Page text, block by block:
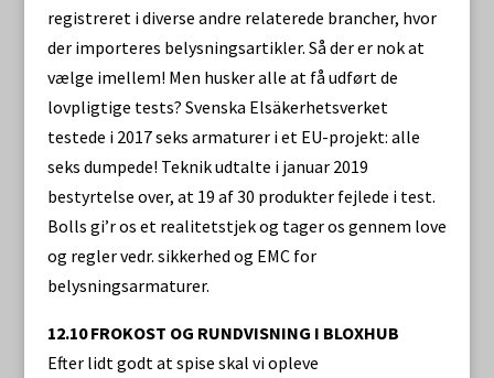
registreret i diverse andre relaterede brancher, hvor
der importeres belysningsartikler. Så der er nok at
vælge imellem! Men husker alle at få udført de
lovpligtige tests? Svenska Elsäkerhetsverket
testede i 2017 seks armaturer i et EU-projekt: alle
seks dumpede! Teknik udtalte i januar 2019
bestyrtelse over, at 19 af 30 produkter fejlede i test.
Bolls gi’r os et realitetstjek og tager os gennem love
og regler vedr. sikkerhed og EMC for
belysningsarmaturer.
12.10 FROKOST OG RUNDVISNING I BLOXHUB
Efter lidt godt at spise skal vi opleve